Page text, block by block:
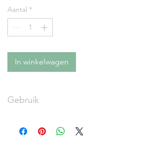
Aantal *
In winkelwagen
Gebruik
Tweemaal daags een kleine hoeveelheid op de